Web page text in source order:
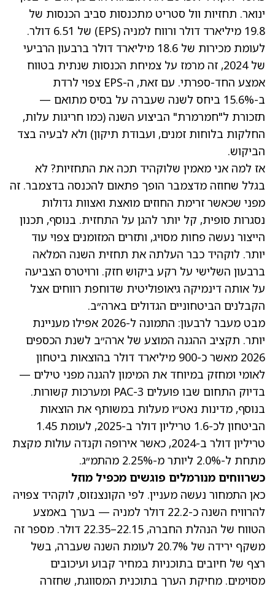
ינואר. תחזיות וול סטריט מתכנסות סביב הכנסות של
19.8 מיליארד דולר ורווח למניה (EPS) של 6.51 דולר.
לעומת מכירות של 18.6 מיליארד דולר ברבעון הרביעי
של 2024, זה מרמז על צמיחת הכנסות שנתית בטווח
אמצע החד-ספרתי. עם זאת, ה-EPS צפוי לרדת
ב-15.6% ביחס לשנה שעברה על בסיס מתואם —
תזכורת ל"חמרמרת" הביצוע השנה (כמו חריגות עלות,
החלקות בלוחות זמנים, ועבודת תיקון) ולא לבעיה בצד
הביקוש.
אז למה אני מאמין שלוקהיד תכה את התחזיות? לא
בגלל שחוזה מדצמבר הופך פתאום להכנסה בדצמבר. זה
מפני שכאשר זרימת החוזים מואצת ואצוות גדולות
נסגרות סופית, קל יותר להגן על התחזית. בנוסף, תכנון
הייצור נעשה פחות מסויג, ותזרים המזומנים צפוי עוד
יותר. לוקהיד כבר העלתה את תחזית השנה המלאה
ברבעון השלישי על רקע ביקוש חזק. ורויטרס הצביעה
על אותה דינמיקה גיאופוליטית שדוחפת רווחים אצל
הקבלנים הביטחוניים הגדולים בארה״ב.
מבט מעבר לרבעון: התמונה ל-2026 אפילו מעניינת
יותר. תקציב ההגנה המוצע של ארה״ב לשנת הכספים
2026 מאשר כ-900 מיליארד דולר בהוצאות ביטחון
לאומי ומחזק במיוחד את המימון להגנה מפני טילים —
בדיוק התחום שבו פועלים PAC-3 ומערכות קשורות.
בנוסף, מדינות נאט״ו מעלות במשותף את הוצאות
הביטחון לכ-1.6 טריליון דולר ב-2025, לעומת 1.45
טריליון דולר ב-2024, כאשר אירופה וקנדה עולות מקצת
מתחת ל-2.0% ליותר מ-2.25% מהתמ״ג.
כשרווחים מנורמלים פוגשים מכפיל מוזל
כאן התמחור נעשה מעניין. לפי הקונצנזוס, לוקהיד צפויה
להרוויח השנה כ-22.2 דולר למניה — בערך באמצע
הטווח של הנהלת החברה, 22.15–22.35 דולר. מספר זה
משקף ירידה של 20.7% לעומת השנה שעברה, בשל
רצף של חיובים בתוכניות במחיר קבוע ועיכובים
מסוימים. מחיקת הערך בתוכנית המסווגת, שחזרה